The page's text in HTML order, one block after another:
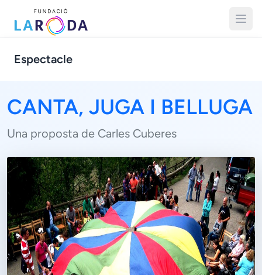
Espectacle
CANTA, JUGA I BELLUGA
Una proposta de Carles Cuberes